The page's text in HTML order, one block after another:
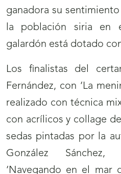
ganadora su
la población siria en
galardón está dotado
Los finalistas del
Fernández, con ‘La
realizado con técnica
con acrílicos y collage
sedas pintadas por la
González
‘Navegando en el mar